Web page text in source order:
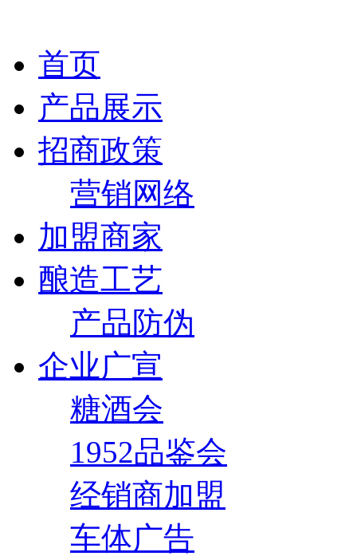
首页
产品展示
招商政策
营销网络
加盟商家
酿造工艺
产品防伪
企业广宣
糖酒会
1952品鉴会
经销商加盟
车体广告